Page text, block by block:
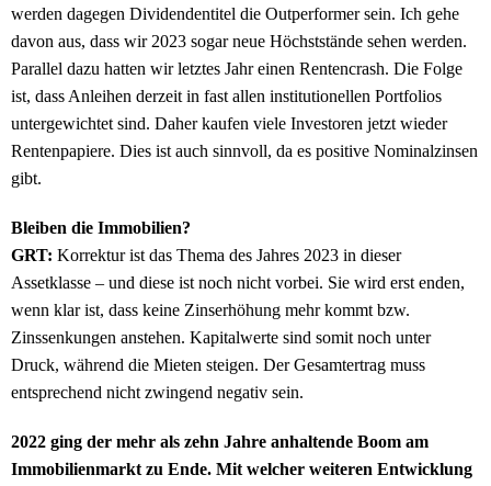
werden dagegen Dividendentitel die Outperformer sein. Ich gehe
davon aus, dass wir 2023 sogar neue Höchststände sehen werden.
Parallel dazu hatten wir letztes Jahr einen Rentencrash. Die Folge
ist, dass Anleihen derzeit in fast allen institutionellen Portfolios
untergewichtet sind. Daher kaufen viele Investoren jetzt wieder
Rentenpapiere. Dies ist auch sinnvoll, da es positive Nominalzinsen
gibt.
Bleiben die Immobilien?
GRT: Korrektur ist das Thema des Jahres 2023 in dieser
Assetklasse – und diese ist noch nicht vorbei. Sie wird erst enden,
wenn klar ist, dass keine Zinserhöhung mehr kommt bzw.
Zinssenkungen anstehen. Kapitalwerte sind somit noch unter
Druck, während die Mieten steigen. Der Gesamtertrag muss
entsprechend nicht zwingend negativ sein.
2022 ging der mehr als zehn Jahre anhaltende Boom am
Immobilienmarkt zu Ende. Mit welcher weiteren Entwicklung